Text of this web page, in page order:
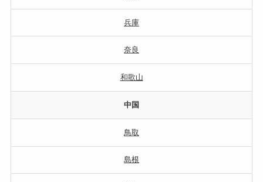
兵庫
奈良
和歌山
中国
鳥取
島根